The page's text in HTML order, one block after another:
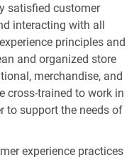
satisfied customer
interacting with all
principles and
and organized store
merchandise, and
cross-trained to work in
to support the needs of
experience practices